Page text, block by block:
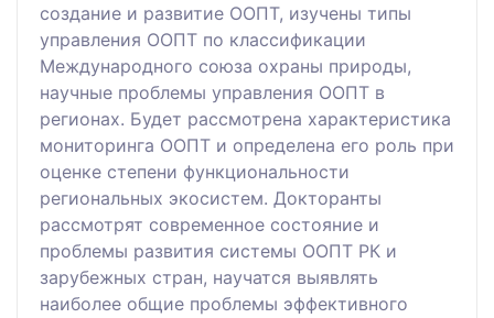
создание и развитие ООПТ, изучены типы
управления ООПТ по классификации
Международного союза охраны природы,
научные проблемы управления ООПТ в
регионах. Будет рассмотрена характеристика
мониторинга ООПТ и определена его роль при
оценке степени функциональности
региональных экосистем. Докторанты
рассмотрят современное состояние и
проблемы развития системы ООПТ РК и
зарубежных стран, научатся выявлять
наиболее общие проблемы эффективного